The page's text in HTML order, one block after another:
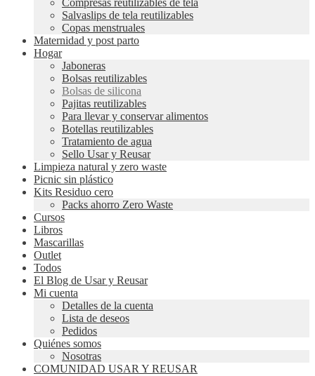
Compresas reutilizables de tela
Salvaslips de tela reutilizables
Copas menstruales
Maternidad y post parto
Hogar
Jaboneras
Bolsas reutilizables
Bolsas de silicona
Pajitas reutilizables
Para llevar y conservar alimentos
Botellas reutilizables
Tratamiento de agua
Sello Usar y Reusar
Limpieza natural y zero waste
Picnic sin plástico
Kits Residuo cero
Packs ahorro Zero Waste
Cursos
Libros
Mascarillas
Outlet
Todos
El Blog de Usar y Reusar
Mi cuenta
Detalles de la cuenta
Lista de deseos
Pedidos
Quiénes somos
Nosotras
COMUNIDAD USAR Y REUSAR